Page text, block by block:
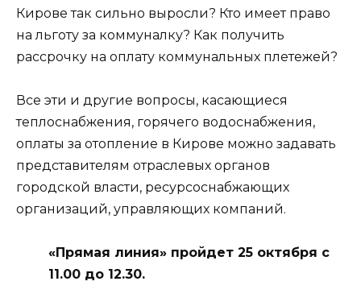
Кирове так сильно выросли? Кто имеет право
на льготу за коммуналку? Как получить
рассрочку на оплату коммунальных плетежей?
Все эти и другие вопросы, касающиеся
теплоснабжения, горячего водоснабжения,
оплаты за отопление в Кирове можно задавать
представителям отраслевых органов
городской власти, ресурсоснабжающих
организаций, управляющих компаний.
«Прямая линия» пройдет 25 октября с
11.00 до 12.30.